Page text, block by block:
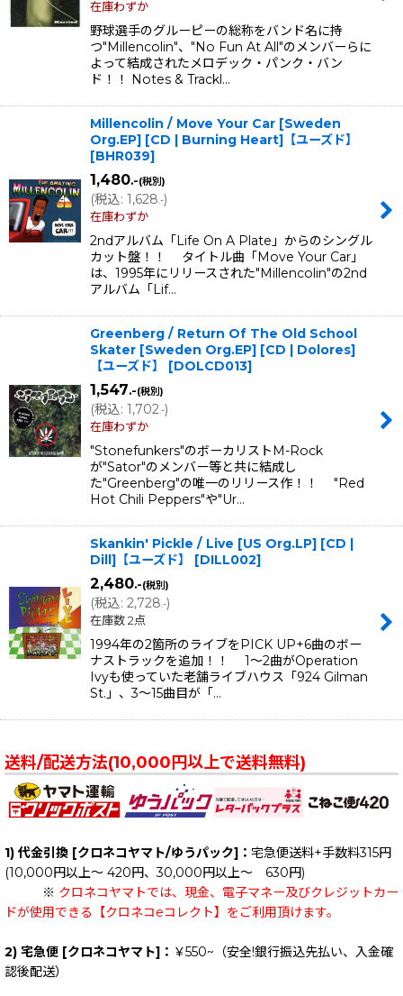
在庫わずか
野球選手のグルーピーの総称をバンド名に持
つ"Millencolin"、"No Fun At All"のメンバーらに
よって結成されたメロデック・パンク・バン
ド！！ Notes & Trackl…
Millencolin / Move Your Car [Sweden
Org.EP] [CD | Burning Heart]【ユーズド】
[BHR039]
1,480.-(税別)
(税込: 1,628.-)
在庫わずか
2ndアルバム「Life On A Plate」からのシングル
カット盤！！ タイトル曲「Move Your Car」
は、1995年にリリースされた"Millencolin"の2nd
アルバム「Lif…
Greenberg / Return Of The Old School
Skater [Sweden Org.EP] [CD | Dolores]
【ユーズド】
[DOLCD013]
1,547.-(税別)
(税込: 1,702.-)
在庫わずか
"Stonefunkers"のボーカリストM-Rock
が"Sator"のメンバー等と共に結成し
た"Greenberg"の唯一のリリース作！！ "Red
Hot Chili Peppers"や"Ur…
Skankin' Pickle / Live [US Org.LP] [CD |
Dill]【ユーズド】
[DILL002]
2,480.-(税別)
(税込: 2,728.-)
在庫数 2点
1994年の2箇所のライブをPICK UP+6曲のボー
ナストラックを追加！！ 1〜2曲がOperation
Ivyも使っていた老舗ライブハウス「924 Gilman
St.」、3〜15曲目が「…
送料/配送方法(10,000円以上で送料無料)
1) 代金引換 [クロネコヤマト/ゆうパック]： 宅急便送料+手数料315円
(10,000円以上～ 420円、30,000円以上～ 630円)
※ クロネコヤマトでは、現金、電子マネー及びクレジットカー
ドが使用できる【クロネコeコレクト】をご利用頂けます。
2) 宅急便 [クロネコヤマト]： ￥550~（安全!銀行振込先払い、入金確
認後配送）